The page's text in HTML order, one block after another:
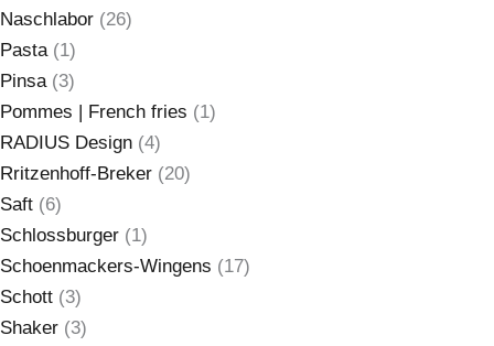
Naschlabor (26)
Pasta (1)
Pinsa (3)
Pommes | French fries (1)
RADIUS Design (4)
Rritzenhoff-Breker (20)
Saft (6)
Schlossburger (1)
Schoenmackers-Wingens (17)
Schott (3)
Shaker (3)